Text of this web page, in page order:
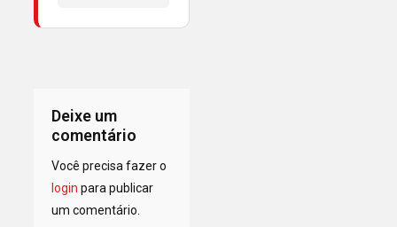
Deixe um
comentário
Você precisa fazer o
login para publicar
um comentário.